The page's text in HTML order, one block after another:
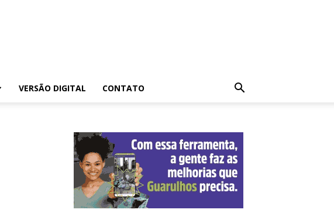
VERSÃO DIGITAL CONTATO